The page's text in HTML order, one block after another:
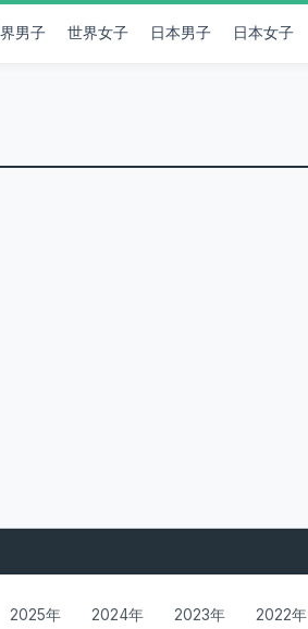
男子 世界女子 日本男子 日本女子
2025年 2024年 2023年 2022年